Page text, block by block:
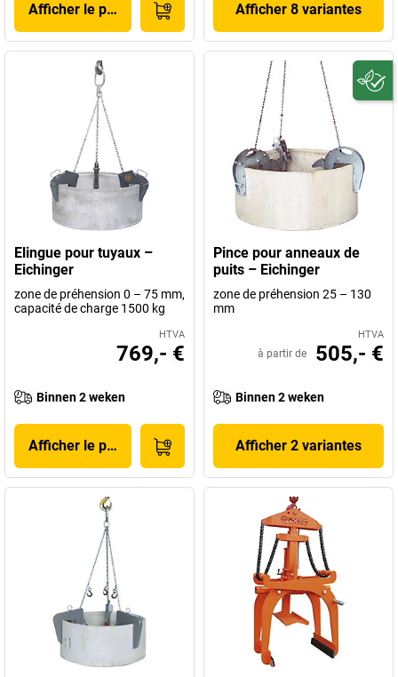
Afficher le produit Afficher 8 variantes
Elingue pour tuyaux –
Eichinger
zone de préhension 0 – 75 mm,
capacité de charge 1500 kg
HTVA
769,- €
Binnen 2 weken
Afficher le produit
Pince pour anneaux de
puits – Eichinger
zone de préhension 25 – 130
mm
HTVA
à partir de 505,- €
Binnen 2 weken
Afficher 2 variantes